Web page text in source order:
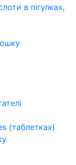
в пігулках,
(таблетках)